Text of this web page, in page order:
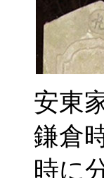
安東
鎌倉
時に